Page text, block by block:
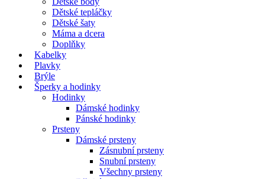
Dětské tepláčky
Dětské šaty
Máma a dcera
Doplňky
Kabelky
Plavky
Brýle
Šperky a hodinky
Hodinky
Dámské hodinky
Pánské hodinky
Prsteny
Dámské prsteny
Zásnubní prsteny
Snubní prsteny
Všechny prsteny